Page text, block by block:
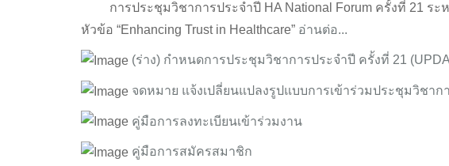
การประชุมวิชาการประจำปี HA National Forum ครั้งที่ 21 ระ
หัวข้อ “Enhancing Trust in Healthcare” อ่านต่อ...
(ร่าง) กำหนดการประชุมวิชาการประจำปี ครั้งที่ 21
จดหมาย แจ้งเปลี่ยนแปลงรูปแบบการเข้าร่วมประชุมวิชาก
คู่มือการลงทะเบียนเข้าร่วมงาน
คู่มือการสมัครสมาชิก